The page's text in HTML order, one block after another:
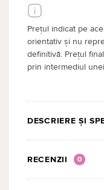
Prețul indicat pe
orientativ și nu
definitivă. Prețul
prin intermediul
DESCRIERE ȘI
RECENZII 0